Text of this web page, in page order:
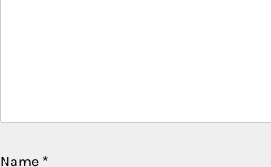
Name *